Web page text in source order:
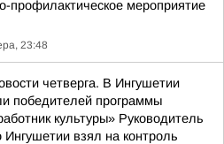
профилактическое мероприятие
23:48
четверга. В Ингушетии
победителей программы
культуры» Руководитель
взял на контроль